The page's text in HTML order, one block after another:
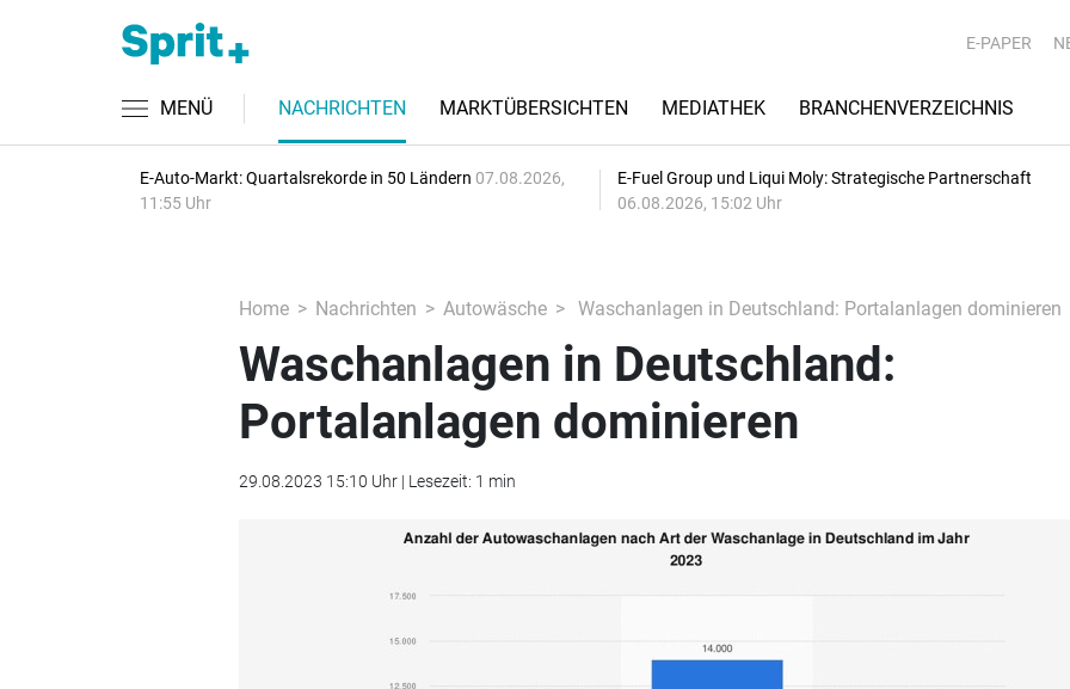
E-PAPER
MENÜ NACHRICHTEN MARKTÜBERSICHTEN MEDIATHEK BRANCHENVERZEICHNIS
E-Auto-Markt: Quartalsrekorde in 50 Ländern 07.08.2026,
11:55 Uhr
E-Fuel Group und Liqui Moly: Strategische Partnerschaft
06.08.2026, 15:02 Uhr
Home Nachrichten Autowäsche Waschanlagen in Deutschland: Portalanlagen dominieren
Waschanlagen in Deutschland:
Portalanlagen dominieren
29.08.2023 15:10 Uhr | Lesezeit: 1 min